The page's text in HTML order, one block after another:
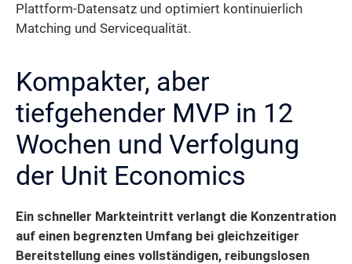
Plattform-Datensatz und optimiert kontinuierlich
Matching und Servicequalität.
Kompakter, aber
tiefgehender MVP in 12
Wochen und Verfolgung
der Unit Economics
Ein schneller Markteintritt verlangt die Konzentration
auf einen begrenzten Umfang bei gleichzeitiger
Bereitstellung eines vollständigen, reibungslosen